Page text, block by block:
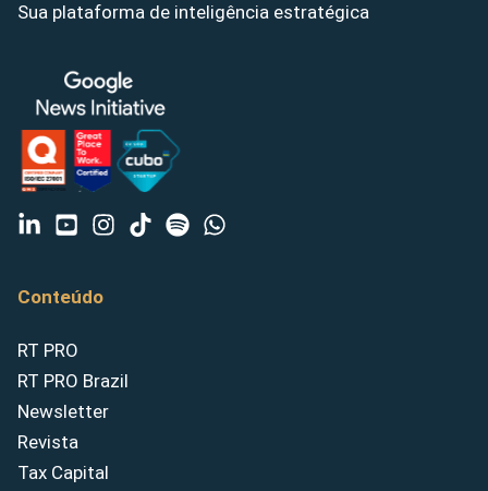
Sua plataforma de inteligência estratégica
Conteúdo
RT PRO
RT PRO Brazil
Newsletter
Revista
Tax Capital